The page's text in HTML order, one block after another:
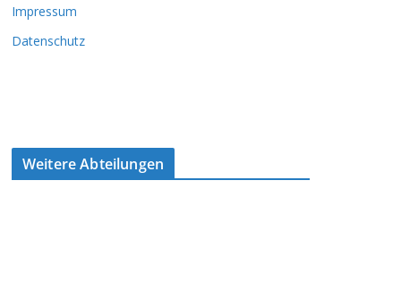
Impressum
Datenschutz
Weitere Abteilungen